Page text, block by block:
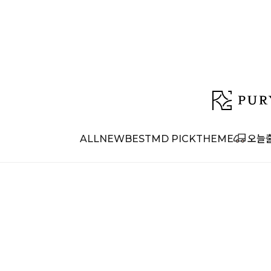
ALLNEWBESTMD PICKTHEME 오늘